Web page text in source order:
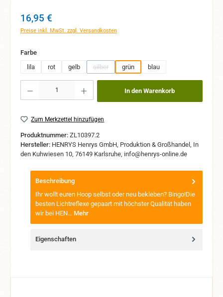
Regulärer Preis:
16,95 €
Preise inkl. MwSt. zzgl. Versandkosten
Farbeauswählen
lila
rot gelb silber
(Diese Option ist zurzeit nicht verfügbar.)
grün blau
In den Warenkorb
Zum Merkzettel hinzufügen
Produktnummer: ZL10397.2
Hersteller: HENRYS Henrys GmbH, Produktion & Großhandel, In
den Kuhwiesen 10, 76149 Karlsruhe, info@henrys-online.de
Beschreibung
Ihr wollt euren Hoop selbst oder neu bekleben? Bingo!Die
besten Lichtreflexe gepaart mit höchster Qualität haben
wir bei HEN… Mehr
Eigenschaften